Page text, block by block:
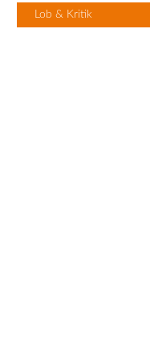
Lob & Kritik